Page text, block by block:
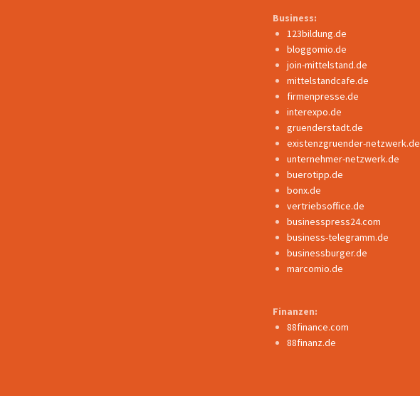
Business:
123bildung.de
bloggomio.de
join-mittelstand.de
mittelstandcafe.de
firmenpresse.de
interexpo.de
gruenderstadt.de
existenzgruender-netzwerk.de
unternehmer-netzwerk.de
buerotipp.de
bonx.de
vertriebsoffice.de
businesspress24.com
business-telegramm.de
businessburger.de
marcomio.de
Finanzen:
88finance.com
88finanz.de